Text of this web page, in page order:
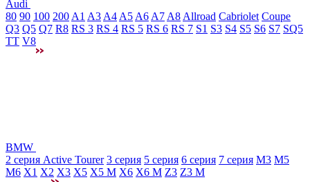
Audi
80 90 100 200 A1 A3 A4 A5 A6 A7 A8 Allroad Cabriolet Coupe
Q3 Q5 Q7 R8 RS 3 RS 4 RS 5 RS 6 RS 7 S1 S3 S4 S5 S6 S7 SQ5
TT V8
BMW
2 серия Active Tourer 3 серия 5 серия 6 серия 7 серия M3 М5
M6 X1 X2 X3 X5 X5 M X6 X6 M Z3 Z3 M